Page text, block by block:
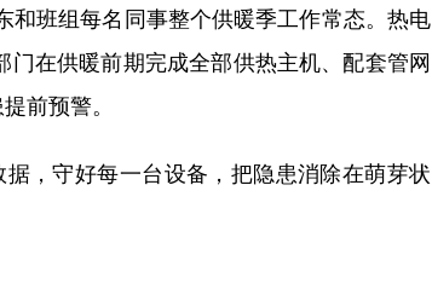
班组每名同事整个供暖季工作常态。热电
在供暖前期完成全部供热主机、配套管网
前预警。
，守好每一台设备，把隐患消除在萌芽状